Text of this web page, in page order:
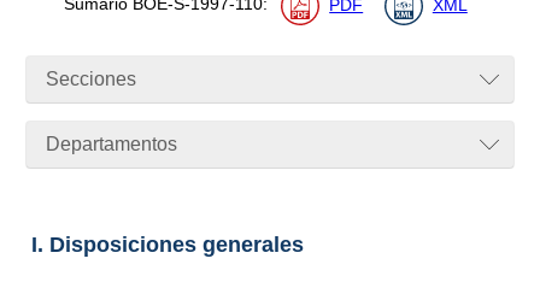
Sumario BOE-S-1997-110: PDF XML
Secciones
Departamentos
I. Disposiciones generales